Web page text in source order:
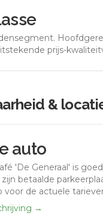
.
prijs-
&
auto
'De Generaal' is
betaalde
voor de actuele
→